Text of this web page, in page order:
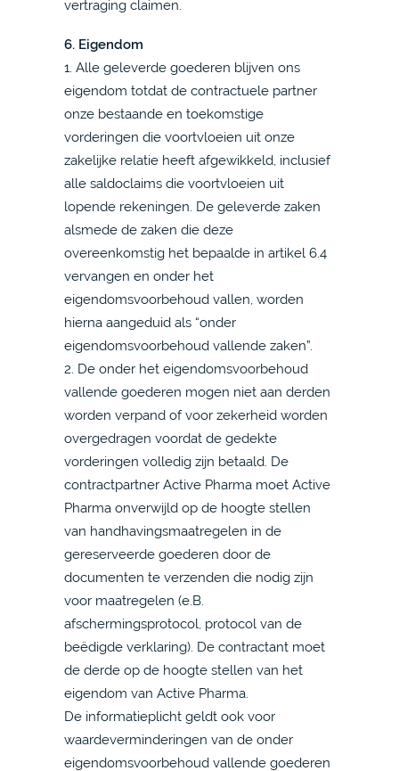
vertraging claimen.
6. Eigendom
1. Alle geleverde goederen blijven ons
eigendom totdat de contractuele partner
onze bestaande en toekomstige
vorderingen die voortvloeien uit onze
zakelijke relatie heeft afgewikkeld, inclusief
alle saldoclaims die voortvloeien uit
lopende rekeningen. De geleverde zaken
alsmede de zaken die deze
overeenkomstig het bepaalde in artikel 6.4
vervangen en onder het
eigendomsvoorbehoud vallen, worden
hierna aangeduid als “onder
eigendomsvoorbehoud vallende zaken”.
2. De onder het eigendomsvoorbehoud
vallende goederen mogen niet aan derden
worden verpand of voor zekerheid worden
overgedragen voordat de gedekte
vorderingen volledig zijn betaald. De
contractpartner Active Pharma moet Active
Pharma onverwijld op de hoogte stellen
van handhavingsmaatregelen in de
gereserveerde goederen door de
documenten te verzenden die nodig zijn
voor maatregelen (e.B.
afschermingsprotocol, protocol van de
beëdigde verklaring). De contractant moet
de derde op de hoogte stellen van het
eigendom van Active Pharma.
De informatieplicht geldt ook voor
waardeverminderingen van de onder
eigendomsvoorbehoud vallende goederen